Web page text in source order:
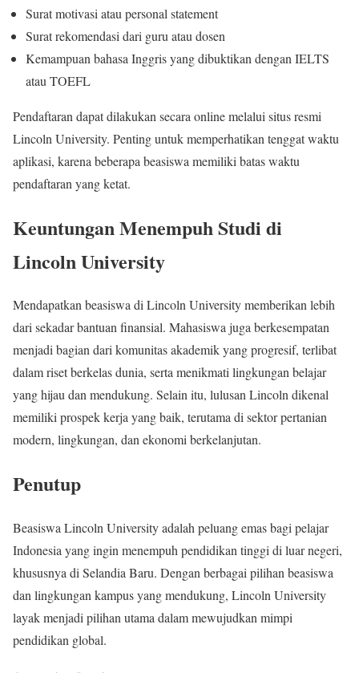
Surat motivasi atau personal statement
Surat rekomendasi dari guru atau dosen
Kemampuan bahasa Inggris yang dibuktikan dengan IELTS
atau TOEFL
Pendaftaran dapat dilakukan secara online melalui situs resmi
Lincoln University. Penting untuk memperhatikan tenggat waktu
aplikasi, karena beberapa beasiswa memiliki batas waktu
pendaftaran yang ketat.
Keuntungan Menempuh Studi di
Lincoln University
Mendapatkan beasiswa di Lincoln University memberikan lebih
dari sekadar bantuan finansial. Mahasiswa juga berkesempatan
menjadi bagian dari komunitas akademik yang progresif, terlibat
dalam riset berkelas dunia, serta menikmati lingkungan belajar
yang hijau dan mendukung. Selain itu, lulusan Lincoln dikenal
memiliki prospek kerja yang baik, terutama di sektor pertanian
modern, lingkungan, dan ekonomi berkelanjutan.
Penutup
Beasiswa Lincoln University adalah peluang emas bagi pelajar
Indonesia yang ingin menempuh pendidikan tinggi di luar negeri,
khususnya di Selandia Baru. Dengan berbagai pilihan beasiswa
dan lingkungan kampus yang mendukung, Lincoln University
layak menjadi pilihan utama dalam mewujudkan mimpi
pendidikan global.